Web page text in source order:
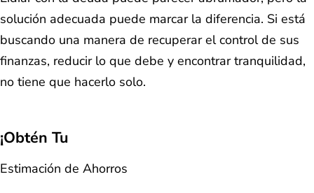
solución adecuada puede marcar la diferencia. Si está
buscando una manera de recuperar el control de sus
finanzas, reducir lo que debe y encontrar tranquilidad,
no tiene que hacerlo solo.
¡Obtén Tu
Estimación de Ahorros